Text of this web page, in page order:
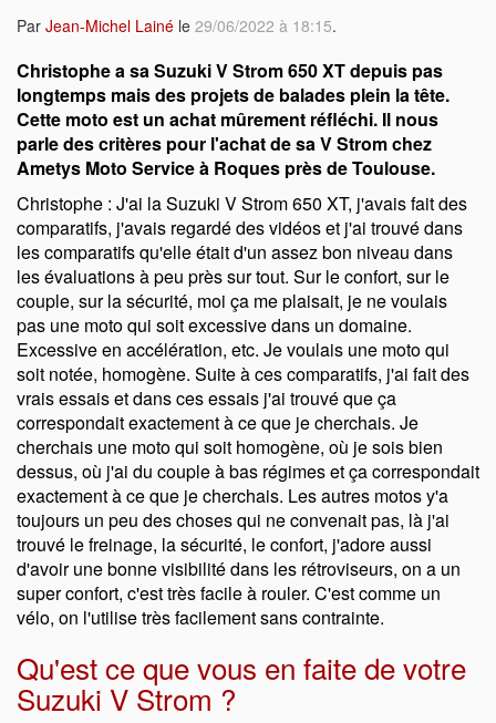
Par Jean-Michel Lainé le 29/06/2022 à 18:15.
Christophe a sa Suzuki V Strom 650 XT depuis pas
longtemps mais des projets de balades plein la tête.
Cette moto est un achat mûrement réfléchi. Il nous
parle des critères pour l'achat de sa V Strom chez
Ametys Moto Service à Roques près de Toulouse.
Christophe : J'ai la Suzuki V Strom 650 XT, j'avais fait des
comparatifs, j'avais regardé des vidéos et j'ai trouvé dans
les comparatifs qu'elle était d'un assez bon niveau dans
les évaluations à peu près sur tout. Sur le confort, sur le
couple, sur la sécurité, moi ça me plaisait, je ne voulais
pas une moto qui soit excessive dans un domaine.
Excessive en accélération, etc. Je voulais une moto qui
soit notée, homogène. Suite à ces comparatifs, j'ai fait des
vrais essais et dans ces essais j'ai trouvé que ça
correspondait exactement à ce que je cherchais. Je
cherchais une moto qui soit homogène, où je sois bien
dessus, où j'ai du couple à bas régimes et ça correspondait
exactement à ce que je cherchais. Les autres motos y'a
toujours un peu des choses qui ne convenait pas, là j'ai
trouvé le freinage, la sécurité, le confort, j'adore aussi
d'avoir une bonne visibilité dans les rétroviseurs, on a un
super confort, c'est très facile à rouler. C'est comme un
vélo, on l'utilise très facilement sans contrainte.
Qu'est ce que vous en faite de votre
Suzuki V Strom ?